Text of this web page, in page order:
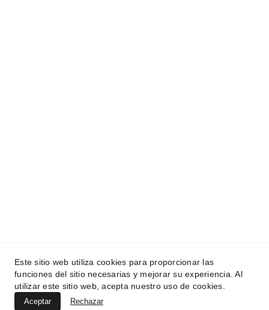
© 2025. Todos los derechos reservados.
Este sitio web utiliza cookies para proporcionar las
funciones del sitio necesarias y mejorar su experiencia. Al
utilizar este sitio web, acepta nuestro uso de cookies.
Aceptar Rechazar